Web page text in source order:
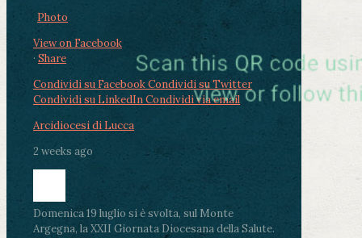
Photo
View on Facebook
· Share
Condividi su FacebookCondividi su Twitter
Condividi su LinkedInCondividi via email
Arcidiocesi di Lucca
2 weeks ago
Domenica 19 luglio si è svolta, sul Monte
Argegna, la XXII Giornata Diocesana della Salute.